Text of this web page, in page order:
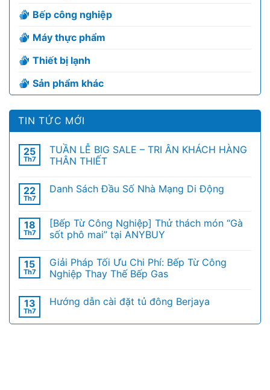
Bếp công nghiệp
Máy thực phẩm
Thiết bị lạnh
Sản phẩm khác
TIN TỨC MỚI
25
Th7
TUẦN LỄ BIG SALE – TRI ÂN KHÁCH HÀNG
THÂN THIẾT
22
Th7
Danh Sách Đầu Số Nhà Mạng Di Động
18
Th7
[Bếp Từ Công Nghiệp] Thử thách món “Gà
sốt phô mai” tại ANYBUY
15
Th7
Giải Pháp Tối Ưu Chi Phí: Bếp Từ Công
Nghiệp Thay Thế Bếp Gas
13
Th7
Hướng dẫn cài đặt tủ đông Berjaya